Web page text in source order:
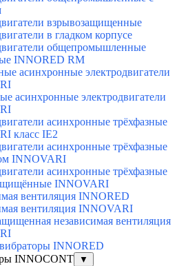
взрывозащищенные
в гладком корпусе
общепромышленные
INNORED RM
асинхронные электродвигатели
асинхронные электродвигатели
асинхронные трёхфазные
класс IE2
асинхронные трёхфазные
INNOVARI
асинхронные трёхфазные
INNOVARI
вентиляция INNORED
вентиляция INNOVARI
независимая вентиляция
INNORED
INNOCONT
▼